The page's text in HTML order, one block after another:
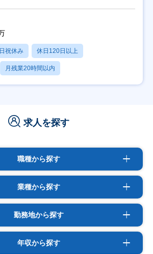
祝休み 休日120日以上
月残業20時間以内
求人を探す
職種から探す
業種から探す
勤務地から探す
年収から探す